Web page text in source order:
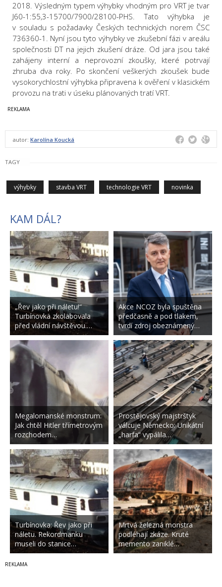
2018. Výsledným typem výhybky vhodným pro VRT je tvar
J60-1:55,3-15700/7900/28100-PHS. Tato výhybka je
v souladu s požadavky Českých technických norem ČSC
736360-1. Nyní jsou tyto výhybky ve zkušební fázi v areálu
společnosti DT na jejich zkušení dráze. Od jara jsou také
zahájeny interní a neprovozní zkoušky, které potrvají
zhruba dva roky. Po skončení veškerých zkoušek bude
vysokorychlostní výhybka připravena k ověření v klasickém
provozu na trati v úseku plánovaných tratí VRT.
autor: Karolína Koucká
TAGY
výhybky stavba VRT technologie VRT novinka
KAM DÁL?
„Řev jako při náletu!“
Turbínovka zkolabovala
před vládní návštěvou.…
Megalomanské monstrum:
Jak chtěl Hitler třímetrovým
rozchodem…
Turbínovka: Řev jako při
náletu. Rekordmanku
museli do stanice…
Akce NCOZ byla spuštěna
předčasně a pod tlakem,
tvrdí zdroj obeznámený…
Prostějovský majstrštyk
válcuje Německo: Unikátní
„harfa“ vypálila…
Mrtvá železná monstra
podléhají zkáze. Kruté
memento zaniklé…